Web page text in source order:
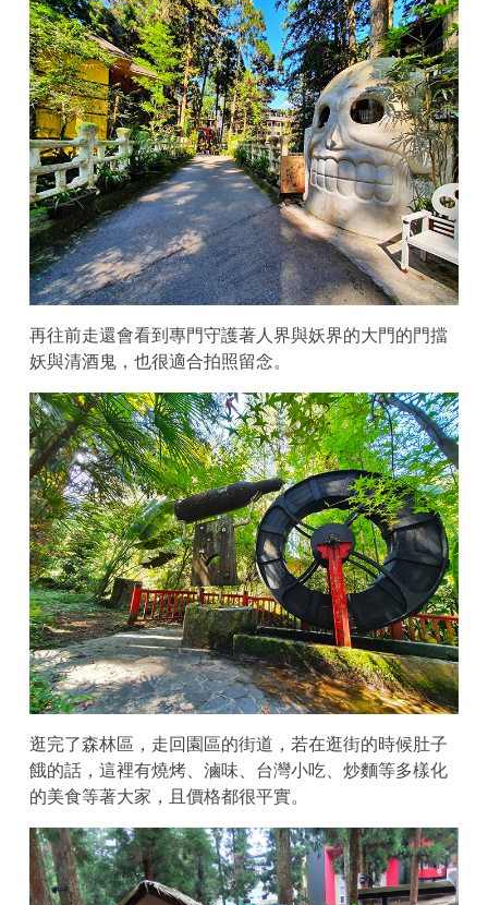
再往前走還會看到專門守護著人界與妖界的大門的門擋
妖與清酒鬼，也很適合拍照留念。
逛完了森林區，走回園區的街道，若在逛街的時候肚子
餓的話，這裡有燒烤、滷味、台灣小吃、炒麵等多樣化
的美食等著大家，且價格都很平實。